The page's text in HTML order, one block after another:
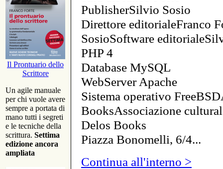
Il Prontuario dello
Scrittore
Un agile manuale
per chi vuole avere
sempre a portata di
mano tutti i segreti
e le tecniche della
scrittura. Settima
edizione ancora
ampliata
PublisherSilvio Sosio
Direttore editorialeFranco
SosioSoftware
PHP 4
Database MySQL
WebServer Apache
Sistema operativo
BooksAssociazione
Delos Books
Piazza Bonomelli, 6/4...
Continua all'interno >